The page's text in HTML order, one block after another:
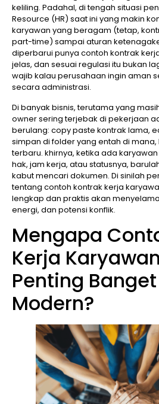
keliling. Padahal, di tengah situasi
Resource (HR) saat ini yang makin
karyawan yang beragam (tetap,
part-time) sampai aturan
diperbarui punya contoh kontrak
jelas, dan sesuai regulasi itu bukan
wajib kalau perusahaan ingin aman
secara administrasi.
Di banyak bisnis, terutama yang
owner sering terjebak di pekerjaan
berulang: copy paste kontrak lama,
simpan di folder yang entah di
terbaru. khirnya, ketika ada
hak, jam kerja, atau statusnya,
kabut mencari dokumen. Di sinilah
tentang contoh kontrak kerja
lengkap dan praktis akan
energi, dan potensi konflik.
Mengapa
Kerja
Penting Banget
Modern?